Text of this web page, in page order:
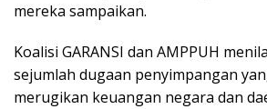
mereka sampaikan.
Koalisi GARANSI dan AMPPUH
sejumlah dugaan penyimpangan
merugikan keuangan negara dan